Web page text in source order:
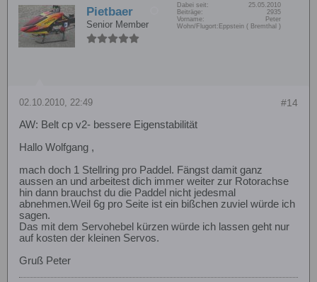
Pietbaer
Senior Member
Dabei seit:
25.05.2010
Beiträge:
2935
Vorname:
Peter
Wohn/Flugort: Eppstein ( Bremthal )
#14
02.10.2010, 22:49
AW: Belt cp v2- bessere Eigenstabilität
Hallo Wolfgang ,
mach doch 1 Stellring pro Paddel. Fängst damit ganz
aussen an und arbeitest dich immer weiter zur Rotorachse
hin dann brauchst du die Paddel nicht jedesmal
abnehmen.Weil 6g pro Seite ist ein bißchen zuviel würde ich
sagen.
Das mit dem Servohebel kürzen würde ich lassen geht nur
auf kosten der kleinen Servos.
Gruß Peter